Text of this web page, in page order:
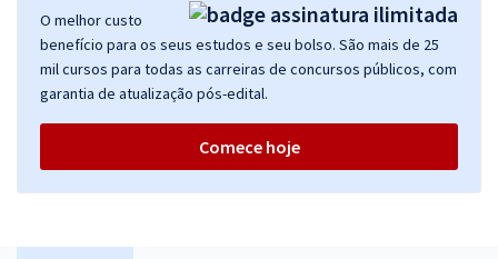
O melhor custo
benefício para os seus estudos e seu bolso. São mais de 25
mil cursos para todas as carreiras de concursos públicos, com
garantia de atualização pós-edital.
Comece hoje